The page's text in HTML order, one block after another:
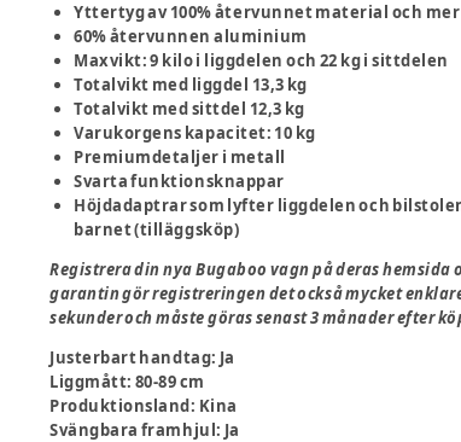
Yttertyg av 100% återvunnet material och
60% återvunnen aluminium
Maxvikt: 9 kilo i liggdelen och 22 kg i sittdelen
Totalvikt med liggdel 13,3 kg
Totalvikt med sittdel 12,3 kg
Varukorgens kapacitet: 10 kg
Premiumdetaljer i metall
Svarta funktionsknappar
Höjdadaptrar som lyfter liggdelen och
barnet (tilläggsköp)
Registrera din nya Bugaboo vagn på deras
garantin gör registreringen det också mycket
sekunder och måste göras senast 3 månader efter
Justerbart handtag: Ja
Liggmått: 80-89 cm
Produktionsland: Kina
Svängbara framhjul: Ja